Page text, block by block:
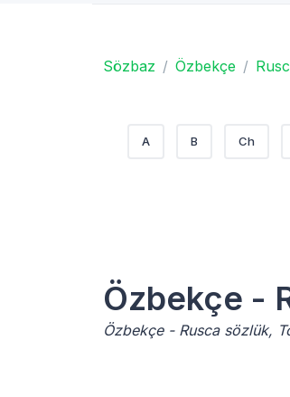
Sözbaz Özbekçe
A B Ch
Özbekçe -
Özbekçe - Rusca sözlük,